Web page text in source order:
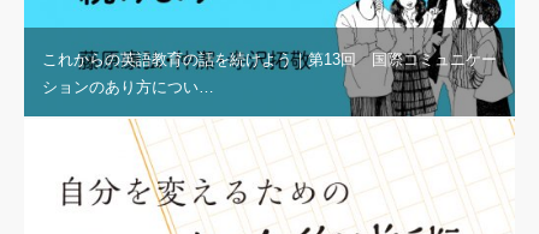
これからの英語教育の話を続けよう｜第13回 国際コミュニケー
ションのあり方につい…